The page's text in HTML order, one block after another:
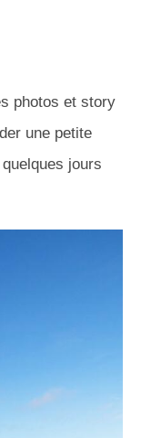
photos et story
une petite
jours